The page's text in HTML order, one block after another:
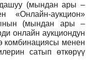
(мындан ары –
«Онлайн-аукцион»
(мындан ары –
онлайн аукциондун
комбинациясы менен
сатып өткөрүү